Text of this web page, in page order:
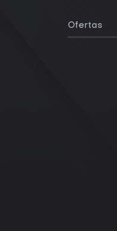
Ofertas